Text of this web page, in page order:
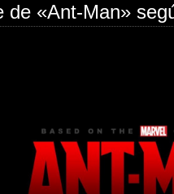
de «Ant-Man»